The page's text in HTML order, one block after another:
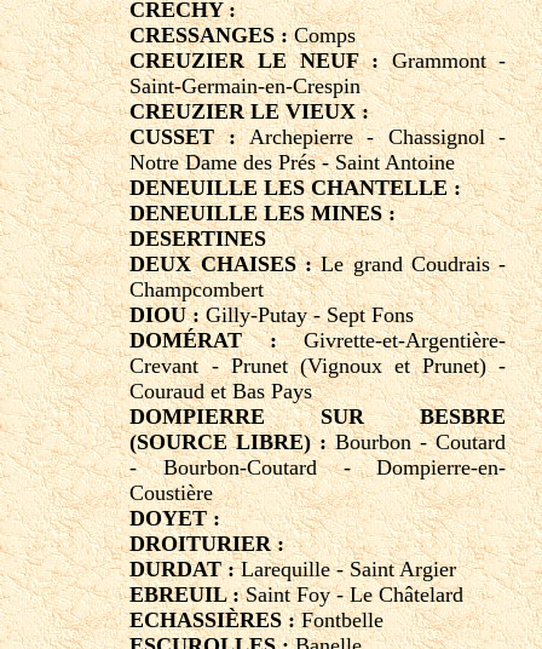
CRECHY :
CRESSANGES :Comps
CREUZIER LE NEUF :Grammont -
Saint-Germain-en-Crespin
CREUZIER LE VIEUX :
CUSSET :Archepierre - Chassignol -
Notre Dame des Prés - Saint Antoine
DENEUILLE LES CHANTELLE :
DENEUILLE LES MINES :
DESERTINES
DEUX CHAISES :Le grand Coudrais -
Champcombert
DIOU :Gilly-Putay - Sept Fons
DOMÉRAT :Givrette-et-Argentière-
Crevant - Prunet (Vignoux et Prunet) -
Couraud et Bas Pays
DOMPIERRE SUR BESBRE
(SOURCE LIBRE) :Bourbon - Coutard
- Bourbon-Coutard - Dompierre-en-
Coustière
DOYET :
DROITURIER :
DURDAT :Larequille - Saint Argier
EBREUIL :Saint Foy - Le Châtelard
ECHASSIÈRES :Fontbelle